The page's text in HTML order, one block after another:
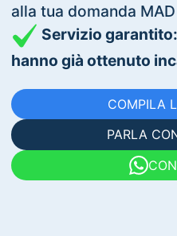
alla tua domanda MAD
Servizio
hanno già ottenuto
COMPILA
PARLA